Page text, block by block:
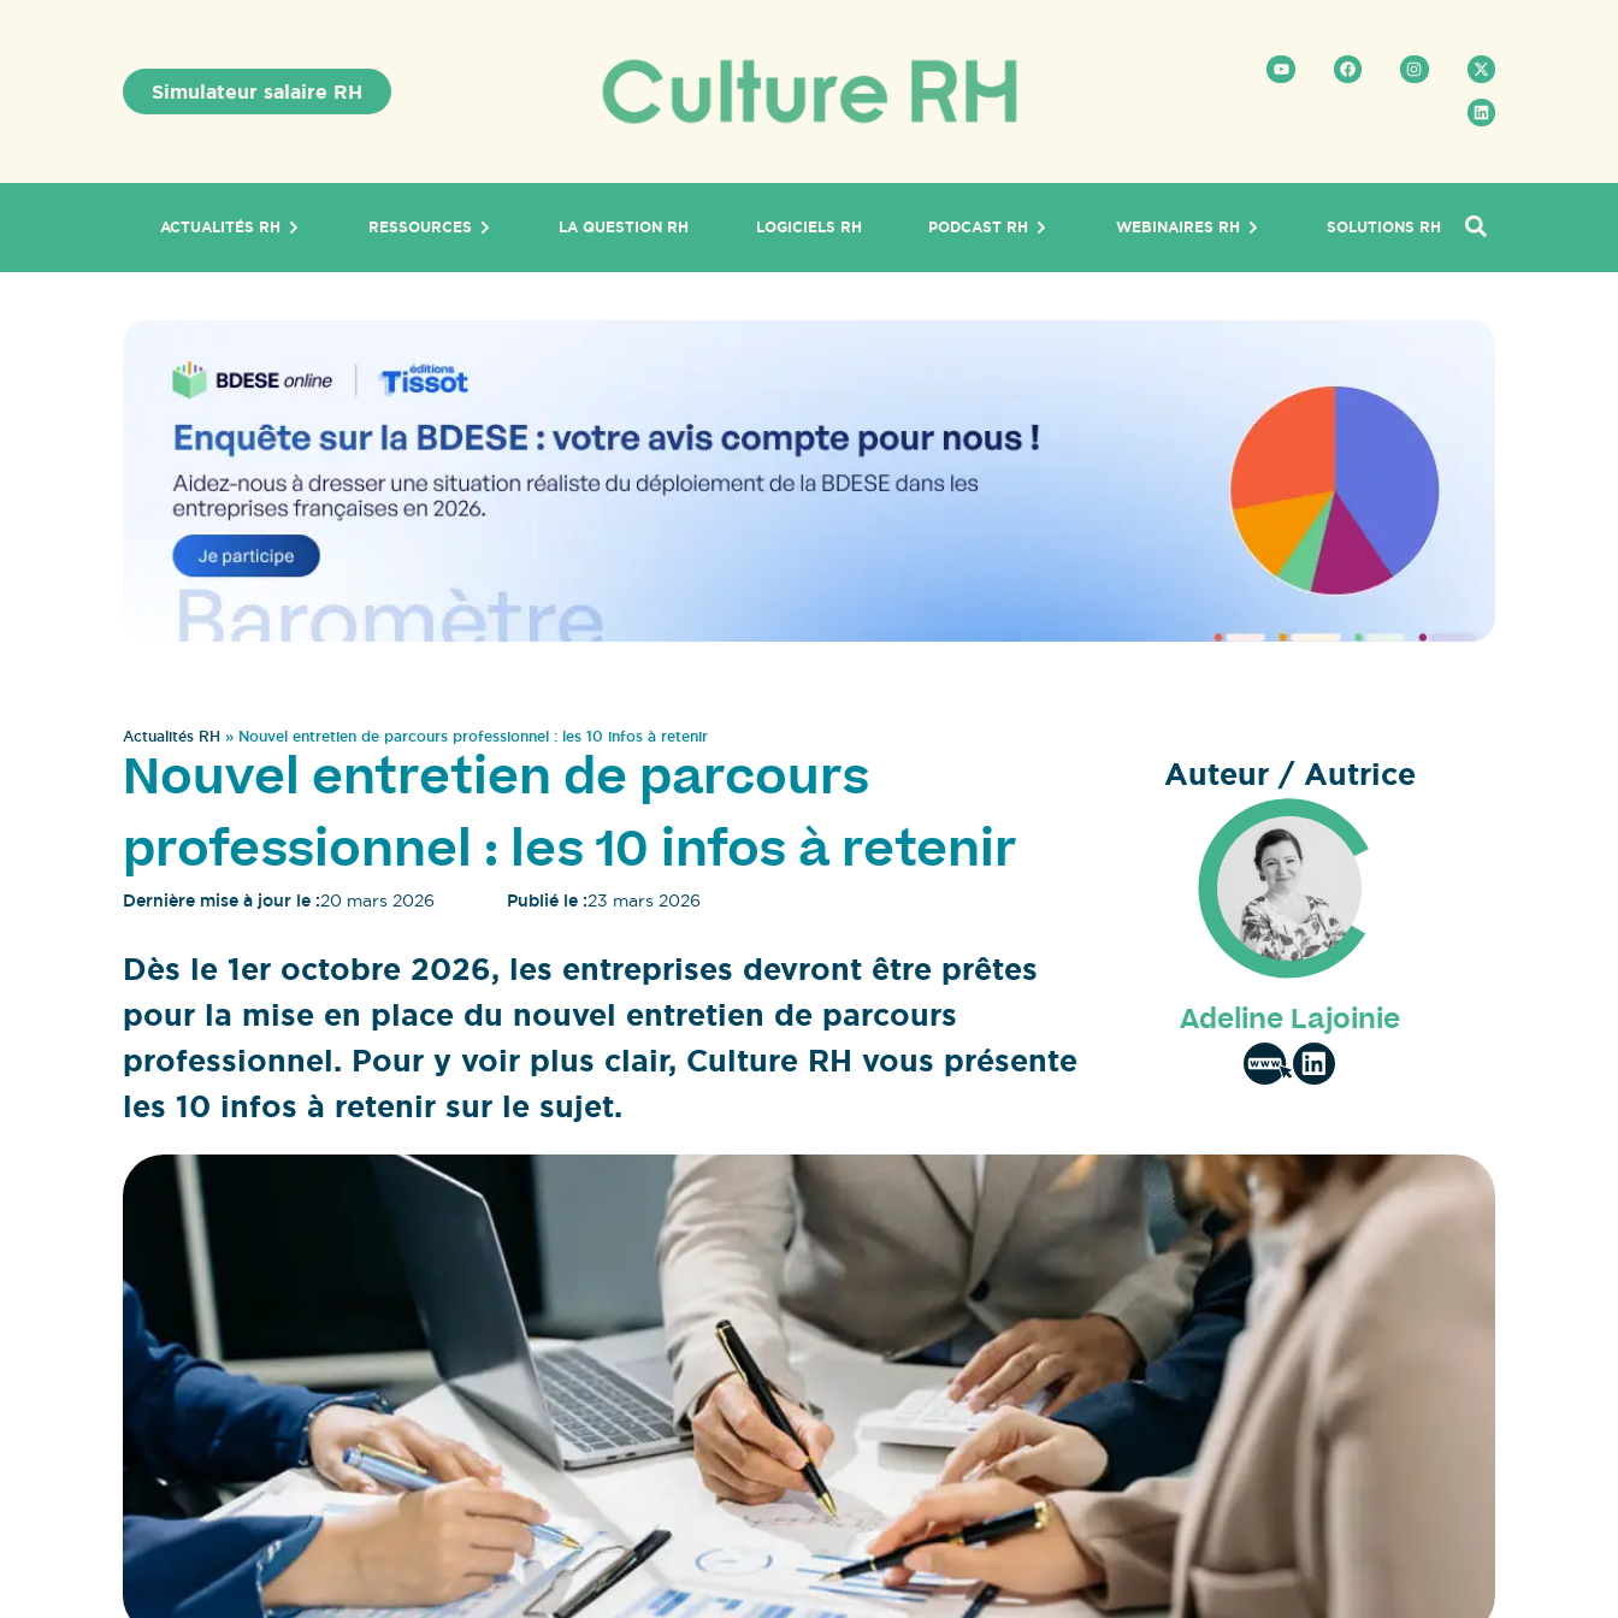
Simulateur salaire RH
ACTUALITÉS RH RESSOURCES LA QUESTION RH LOGICIELS RH PODCAST RH WEBINAIRES RH SOLUTIONS RH
Actualités RH » Nouvel entretien de parcours professionnel : les 10 infos à retenir
Nouvel entretien de parcours
professionnel : les 10 infos à retenir
Dernière mise à jour le :20 mars 2026 Publié le :23 mars 2026
Dès le 1er octobre 2026, les entreprises devront être prêtes
pour la mise en place du nouvel entretien de parcours
professionnel. Pour y voir plus clair, Culture RH vous présente
les 10 infos à retenir sur le sujet.
Auteur / Autrice
Adeline Lajoinie